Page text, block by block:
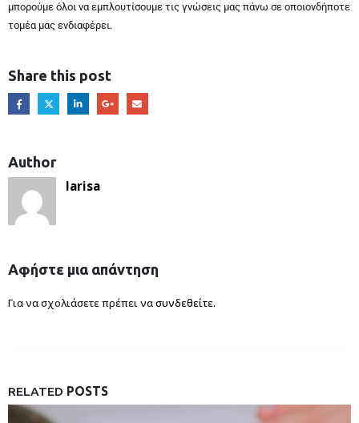
μπορούμε όλοι να εμπλουτίσουμε τις γνώσεις μας πάνω σε οποιονδήποτε
τομέα μας ενδιαφέρει.
Share this post
Author
larisa
Αφήστε μια απάντηση
Για να σχολιάσετε πρέπει νασυνδεθείτε.
RELATED POSTS